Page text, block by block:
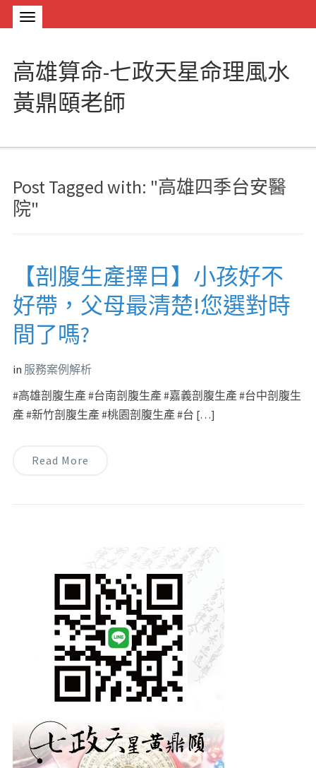
高雄算命-七政天星命理風水
黃鼎頤老師
Post Tagged with: "高雄四季台安醫
院"
【剖腹生產擇日】小孩好不
好帶，父母最清楚!您選對時
間了嗎?
in 服務案例解析
#高雄剖腹生產 #台南剖腹生產 #嘉義剖腹生產 #台中剖腹生
產 #新竹剖腹生產 #桃園剖腹生產 #台 […]
Read More